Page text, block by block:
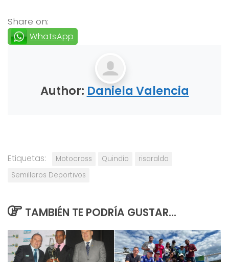
Share on:
WhatsApp
Author: Daniela Valencia
Etiquetas: Motocross Quindío
risaralda
Semilleros Deportivos
TAMBIÉN TE PODRÍA GUSTAR...